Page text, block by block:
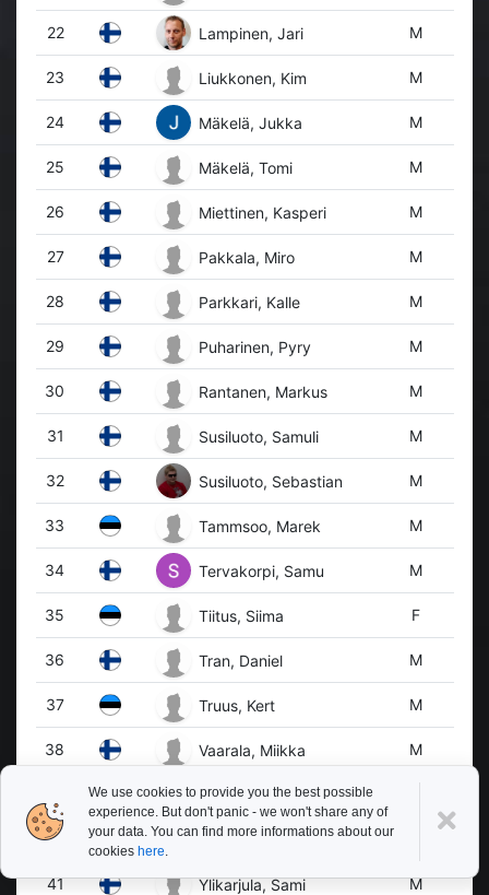
We use cookies to provide you the best possible
experience. But don't panic - we won't share any of
your data. You can find more informations about our
cookies here.
22 Lampinen, Jari M
23 Liukkonen, Kim M
24 Mäkelä, Jukka M
25 Mäkelä, Tomi M
26 Miettinen, Kasperi M
27 Pakkala, Miro M
28 Parkkari, Kalle M
29 Puharinen, Pyry M
30 Rantanen, Markus M
31 Susiluoto, Samuli M
32 Susiluoto, Sebastian M
33 Tammsoo, Marek M
34 Tervakorpi, Samu M
35 Tiitus, Siima F
36 Tran, Daniel M
37 Truus, Kert M
38 Vaarala, Miikka M
Virtanen, Kai
40 Vuorialho, Johannes
41 Ylikarjula, Sami M